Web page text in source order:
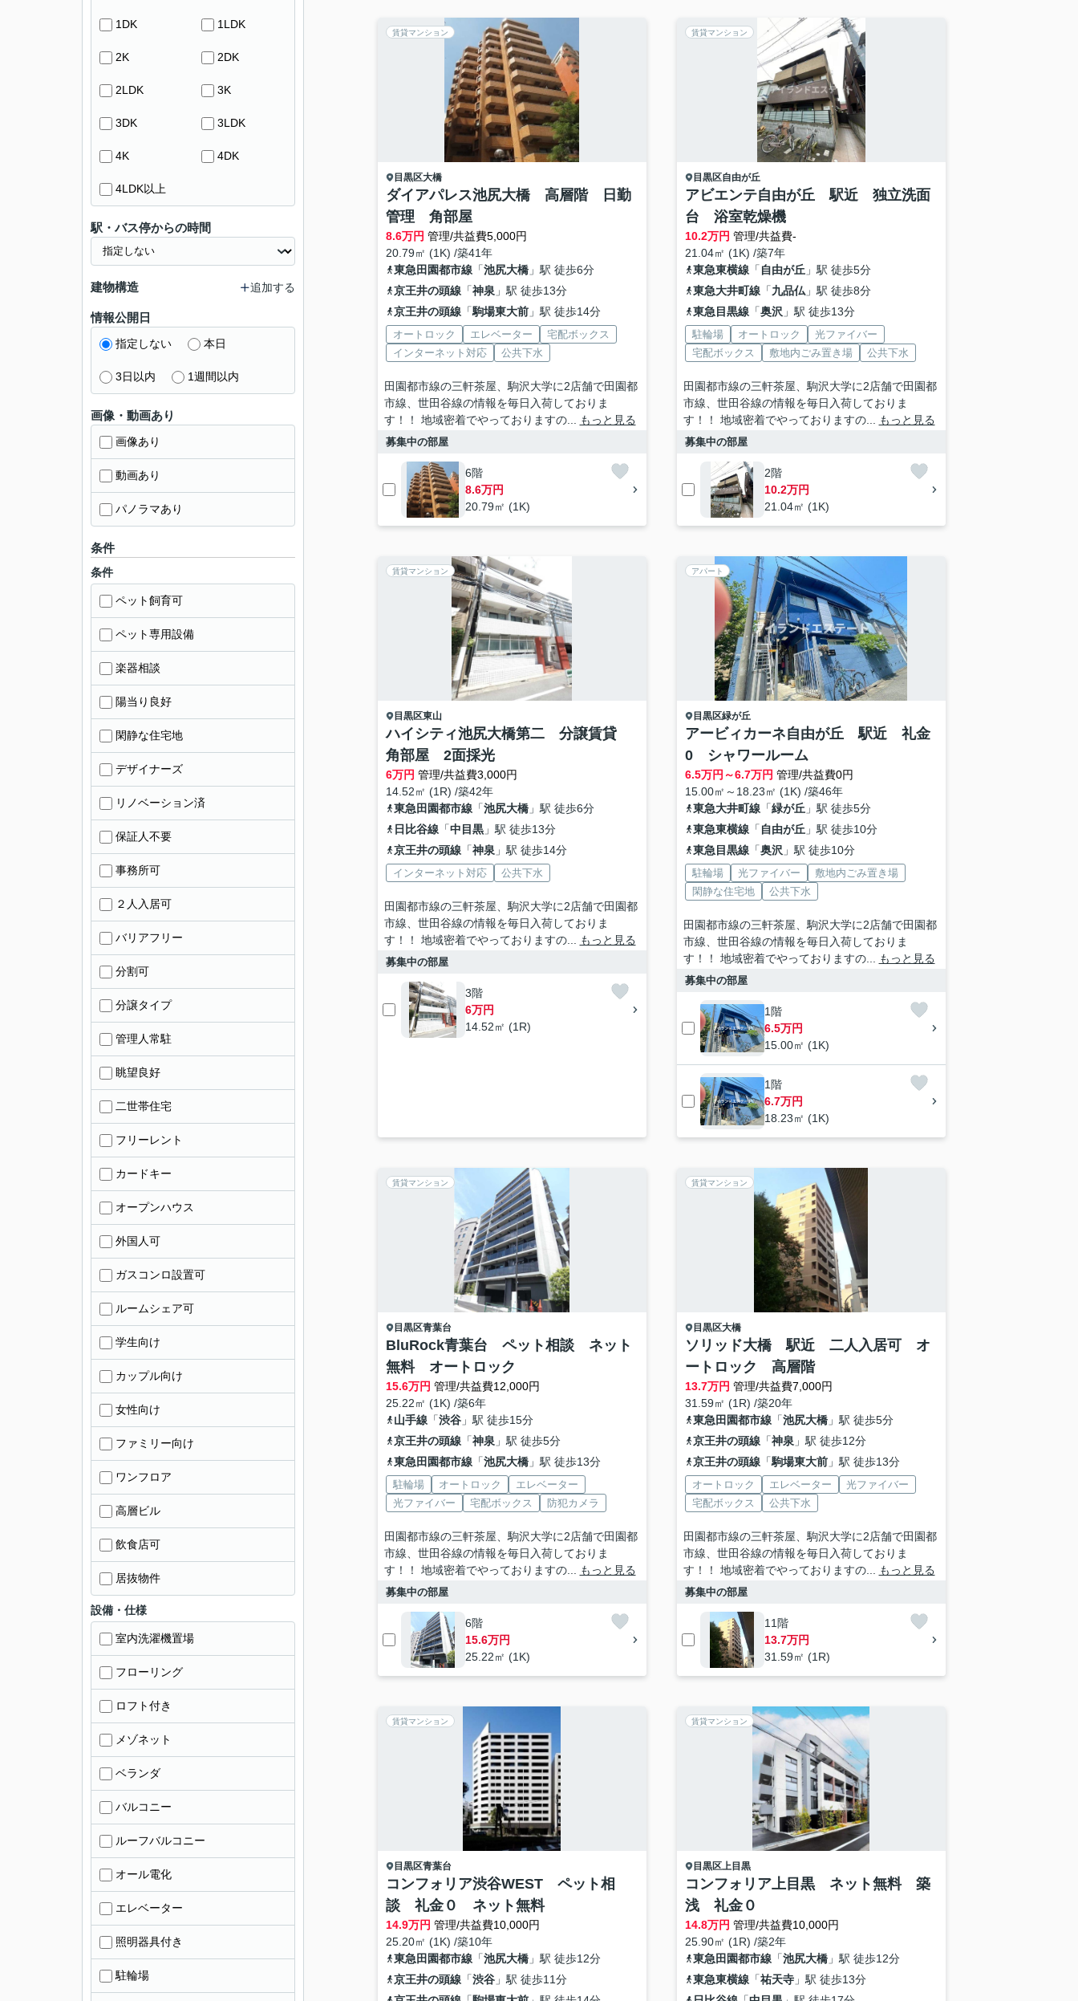
賃貸マンション
目黒区大橋
ダイアパレス池尻大橋 高層階 日勤
管理 角部屋
8.6万円 管理/共益費5,000円
20.79㎡ (1K) /築41年
東急田園都市線「池尻大橋」駅 徒歩6分
京王井の頭線「神泉 」駅 徒歩13分
京王井の頭線「駒場東大前」駅 徒歩14分
オートロック エレベーター
宅配ボックス
インターネット対応
公共下水
田園都市線の三軒茶屋、駒沢大学に2店舗で田園都
市線、世田谷線の情報を毎日入荷しておりま
す！！ 地域密着でやっておりますの...
もっと見る
募集中の部屋
6階
8.6万円
20.79㎡ (1K)
賃貸マンション
目黒区自由が丘
アビエンテ自由が丘 駅近 独立洗面
台 浴室乾燥機
10.2万円 管理/共益費-
21.04㎡ (1K) /築7年
東急東横線「 自由が丘 」駅 徒歩5分
東急大井町線「九品仏」駅 徒歩8分
東急目黒線「奥沢 」駅 徒歩13分
駐輪場 オートロック
光ファイバー
宅配ボックス
敷地内ごみ置き場 公共下水
田園都市線の三軒茶屋、駒沢大学に2店舗で田園都
市線、世田谷線の情報を毎日入荷しておりま
す！！ 地域密着でやっておりますの...
もっと見る
募集中の部屋
2階
10.2万円
21.04㎡ (1K)
賃貸マンション
目黒区東山
ハイシティ池尻大橋第二 分譲賃貸
角部屋 2面採光
6万円 管理/共益費3,000円
14.52㎡ (1R) /築42年
東急田園都市線「池尻大橋」駅 徒歩6分
日比谷線「中目黒」駅 徒歩13分
京王井の頭線「神泉 」駅 徒歩14分
インターネット対応 公共下水
田園都市線の三軒茶屋、駒沢大学に2店舗で田園都
市線、世田谷線の情報を毎日入荷しておりま
す！！ 地域密着でやっておりますの...
もっと見る
募集中の部屋
3階
6万円
14.52㎡ (1R)
アパート
目黒区緑が丘
アービィカーネ自由が丘 駅近 礼金
0 シャワールーム
6.5万円～6.7万円 管理/共益費0円
15.00㎡～18.23㎡ (1K) /築46年
東急大井町線「緑が丘 」駅 徒歩5分
東急東横線「 自由が丘 」駅 徒歩10分
東急目黒線「奥沢 」駅 徒歩10分
駐輪場 光ファイバー
敷地内ごみ置き場
閑静な住宅地
公共下水
田園都市線の三軒茶屋、駒沢大学に2店舗で田園都
市線、世田谷線の情報を毎日入荷しておりま
す！！ 地域密着でやっておりますの...
もっと見る
募集中の部屋
1階
6.5万円
15.00㎡ (1K)
1階
6.7万円
18.23㎡ (1K)
賃貸マンション
目黒区青葉台
BluRock青葉台 ペット相談 ネット
無料 オートロック
15.6万円 管理/共益費12,000円
25.22㎡ (1K) /築6年
山手線「渋谷」駅 徒歩15分
京王井の頭線「神泉 」駅 徒歩5分
東急田園都市線「池尻大橋」駅 徒歩13分
駐輪場 オートロック
エレベーター
光ファイバー
宅配ボックス 防犯カメラ
田園都市線の三軒茶屋、駒沢大学に2店舗で田園都
市線、世田谷線の情報を毎日入荷しておりま
す！！ 地域密着でやっておりますの...
もっと見る
募集中の部屋
6階
15.6万円
25.22㎡ (1K)
賃貸マンション
目黒区大橋
ソリッド大橋 駅近 二人入居可 オ
ートロック 高層階
13.7万円 管理/共益費7,000円
31.59㎡ (1R) /築20年
東急田園都市線「池尻大橋」駅 徒歩5分
京王井の頭線「神泉 」駅 徒歩12分
京王井の頭線「駒場東大前」駅 徒歩13分
オートロック エレベーター
光ファイバー
宅配ボックス
公共下水
田園都市線の三軒茶屋、駒沢大学に2店舗で田園都
市線、世田谷線の情報を毎日入荷しておりま
す！！ 地域密着でやっておりますの...
もっと見る
募集中の部屋
11階
13.7万円
31.59㎡ (1R)
賃貸マンション
目黒区青葉台
コンフォリア渋谷WEST ペット相
談 礼金０ ネット無料
14.9万円 管理/共益費10,000円
25.20㎡ (1K) /築10年
東急田園都市線「池尻大橋」駅 徒歩12分
京王井の頭線「渋谷」駅 徒歩11分
賃貸マンション
目黒区上目黒
コンフォリア上目黒 ネット無料 築
浅 礼金０
14.8万円 管理/共益費10,000円
25.90㎡ (1R) /築2年
東急田園都市線「池尻大橋」駅 徒歩12分
東急東横線「祐天寺」駅 徒歩13分
1DK 1LDK
2K 2DK
2LDK 3K
3DK 3LDK
4K 4DK
4LDK以上
駅・バス停からの時間
建物構造 追加する
情報公開日
指定しない 本日
3日以内 1週間以内
画像・動画あり
画像あり
動画あり
パノラマあり
条件
条件
ペット飼育可
ペット専用設備
楽器相談
陽当り良好
閑静な住宅地
デザイナーズ
リノベーション済
保証人不要
事務所可
２人入居可
バリアフリー
分割可
分譲タイプ
管理人常駐
眺望良好
二世帯住宅
フリーレント
カードキー
オープンハウス
外国人可
ガスコンロ設置可
ルームシェア可
学生向け
カップル向け
女性向け
ファミリー向け
ワンフロア
高層ビル
飲食店可
居抜物件
設備・仕様
室内洗濯機置場
フローリング
ロフト付き
メゾネット
ベランダ
バルコニー
ルーフバルコニー
オール電化
エレベーター
照明器具付き
駐輪場